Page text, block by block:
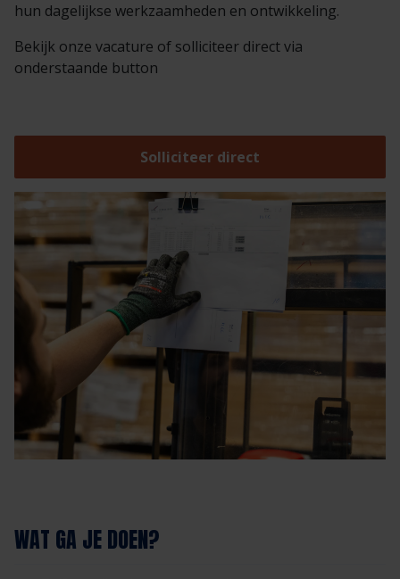
hun dagelijkse werkzaamheden en ontwikkeling.
Bekijk onze vacature of solliciteer direct via
onderstaande button
Solliciteer direct
WAT GA JE DOEN?